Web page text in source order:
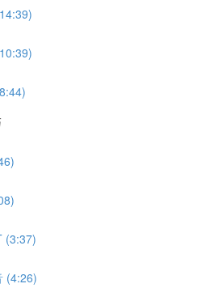
(3:37)
(4:26)